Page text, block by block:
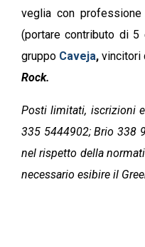
veglia con
(portare contributo di 5
gruppo Caveja, vincitori
Rock.
Posti limitati, iscrizioni
335 5444902; Brio 338
nel rispetto della
necessario esibire il